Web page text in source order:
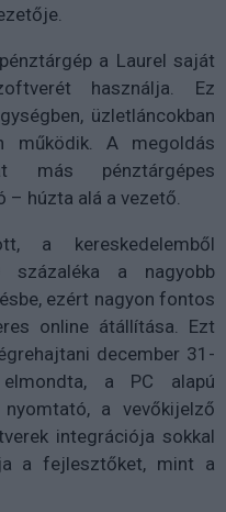
a Laurel saját
használja. Ez
üzletláncokban
működik. A megoldás
más pénztárgépes
– húzta alá a vezető.
a kereskedelemből
százaléka a nagyobb
ezért nagyon fontos
online átállítása. Ezt
december 31-
a PC alapú
a vevőkijelző
integrációja sokkal
a fejlesztőket, mint a